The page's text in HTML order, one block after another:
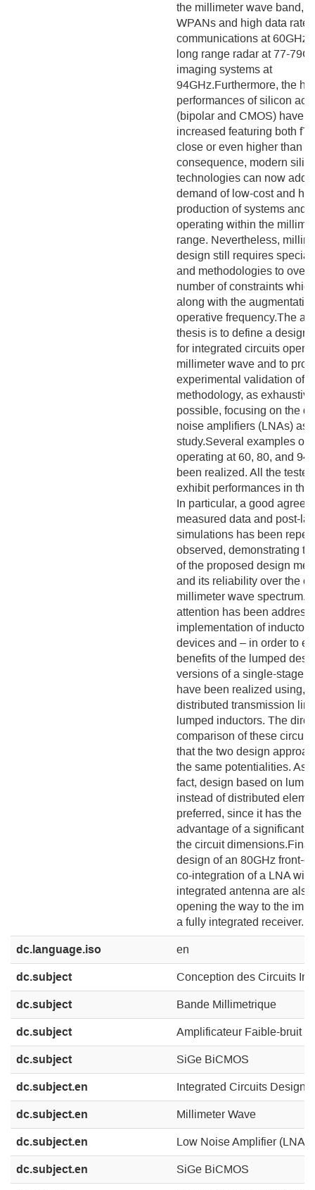
the millimeter wave band,
WPANs and high data rate
communications at 60GHz,
long range radar at 77-
imaging systems at
94GHz.Furthermore, the
performances of silicon
(bipolar and CMOS) have
increased featuring both fT
close or even higher than
consequence, modern
technologies can now
demand of low-cost and
production of systems and
operating within the
range. Nevertheless,
design still requires
and methodologies to
number of constraints
along with the
operative frequency.The
thesis is to define a design
for integrated circuits
millimeter wave and to
experimental validation of
methodology, as
possible, focusing on the
noise amplifiers (LNAs) as
study.Several examples of
operating at 60, 80, and 94
been realized. All the
exhibit performances in the
In particular, a good
measured data and post-
simulations has been
observed, demonstrating
of the proposed design
and its reliability over the
millimeter wave spectrum.
attention has been
implementation of
devices and – in order to
benefits of the lumped
versions of a single-stage
have been realized using,
distributed transmission
lumped inductors. The
comparison of these
that the two design
the same potentialities. As
fact, design based on
instead of distributed
preferred, since it has the
advantage of a significant
the circuit
design of an 80GHz front-
co-integration of a LNA
integrated antenna are
opening the way to the
a fully integrated receiver.
dc.language.iso en
dc.subject Conception des Circuits
dc.subject Bande Millimetrique
dc.subject Amplificateur Faible-bruit
dc.subject SiGe BiCMOS
dc.subject.en Integrated Circuits Design
dc.subject.en Millimeter Wave
dc.subject.en Low Noise Amplifier (LNA)
dc.subject.en SiGe BiCMOS